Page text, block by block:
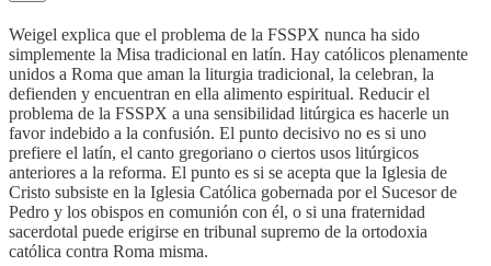
Weigel explica que el problema de la FSSPX nunca ha sido
simplemente la Misa tradicional en latín. Hay católicos plenamente
unidos a Roma que aman la liturgia tradicional, la celebran, la
defienden y encuentran en ella alimento espiritual. Reducir el
problema de la FSSPX a una sensibilidad litúrgica es hacerle un
favor indebido a la confusión. El punto decisivo no es si uno
prefiere el latín, el canto gregoriano o ciertos usos litúrgicos
anteriores a la reforma. El punto es si se acepta que la Iglesia de
Cristo subsiste en la Iglesia Católica gobernada por el Sucesor de
Pedro y los obispos en comunión con él, o si una fraternidad
sacerdotal puede erigirse en tribunal supremo de la ortodoxia
católica contra Roma misma.